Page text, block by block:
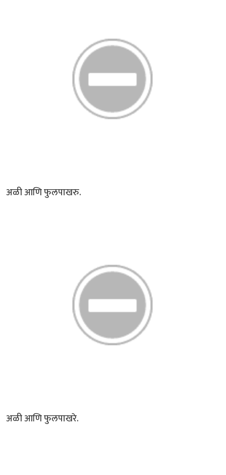
अळी आणि फुलपाखरु.
अळी आणि फुलपाखरे.